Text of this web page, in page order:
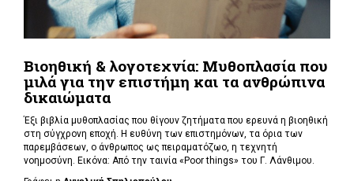
Βιοηθική & λογοτεχνία: Μυθοπλασία που
μιλά για την επιστήμη και τα ανθρώπινα
δικαιώματα
Έξι βιβλία μυθοπλασίας που θίγουν ζητήματα που ερευνά η βιοηθική
στη σύγχρονη εποχή. Η ευθύνη των επιστημόνων, τα όρια των
παρεμβάσεων, ο άνθρωπος ως πειραματόζωο, η τεχνητή
νοημοσύνη. Εικόνα: Από την ταινία «Poor things» του Γ. Λάνθιμου.